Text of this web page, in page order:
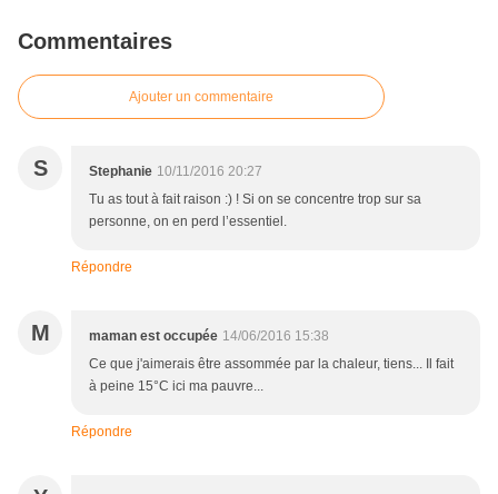
Commentaires
Ajouter un commentaire
S Stephanie 10/11/2016 20:27
Tu as tout à fait raison :) ! Si on se concentre trop sur sa
personne, on en perd l’essentiel.
Répondre
M maman est occupée 14/06/2016 15:38
Ce que j'aimerais être assommée par la chaleur, tiens... Il fait
à peine 15°C ici ma pauvre...
Répondre